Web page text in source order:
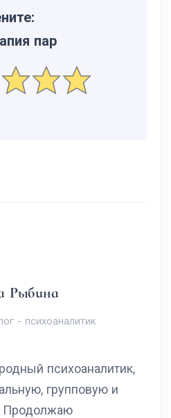
пар
Рыбина
- психоаналитик
психоаналитик,
групповую и
Продолжаю